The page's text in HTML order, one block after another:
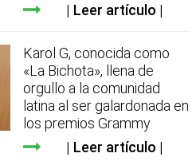
Leer artículo
Karol G, conocida como
«La Bichota», llena de
orgullo a la comunidad
latina al ser galardonada en
los premios Grammy
Leer artículo